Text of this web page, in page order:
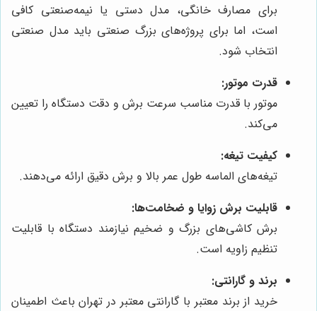
برای مصارف خانگی، مدل دستی یا نیمه‌صنعتی کافی
است، اما برای پروژه‌های بزرگ صنعتی باید مدل صنعتی
انتخاب شود.
قدرت موتور:
موتور با قدرت مناسب سرعت برش و دقت دستگاه را تعیین
می‌کند.
کیفیت تیغه:
تیغه‌های الماسه طول عمر بالا و برش دقیق ارائه می‌دهند.
قابلیت برش زوایا و ضخامت‌ها:
برش کاشی‌های بزرگ و ضخیم نیازمند دستگاه با قابلیت
تنظیم زاویه است.
برند و گارانتی:
خرید از برند معتبر با گارانتی معتبر در تهران باعث اطمینان